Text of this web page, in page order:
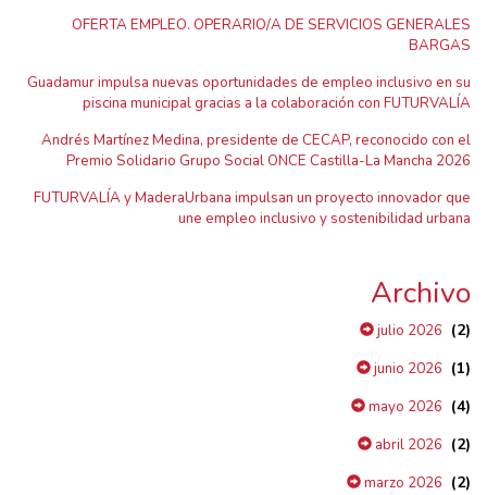
OFERTA EMPLEO. OPERARIO/A DE SERVICIOS GENERALES
BARGAS
Guadamur impulsa nuevas oportunidades de empleo inclusivo en su
piscina municipal gracias a la colaboración con FUTURVALÍA
Andrés Martínez Medina, presidente de CECAP, reconocido con el
Premio Solidario Grupo Social ONCE Castilla-La Mancha 2026
FUTURVALÍA y MaderaUrbana impulsan un proyecto innovador que
une empleo inclusivo y sostenibilidad urbana
Archivo
julio 2026 (2)
junio 2026 (1)
mayo 2026 (4)
abril 2026 (2)
marzo 2026 (2)